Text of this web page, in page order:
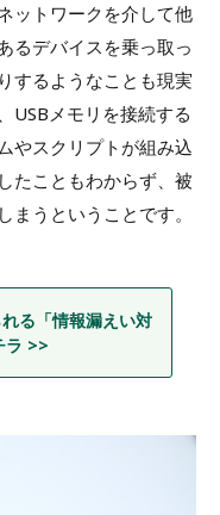
ットワークを介して他
るデバイスを乗っ取っ
するようなことも現実
USBメモリを接続する
やスクリプトが組み込
たこともわからず、被
うということです。
る「情報漏えい対
ラ >>